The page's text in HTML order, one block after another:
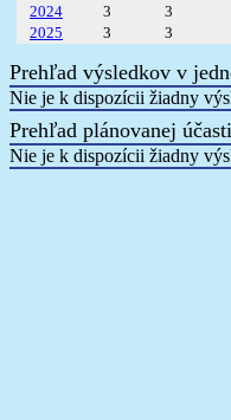
2024
3 3
2025
3 3
Prehľad výsledkov v
Nie je k dispozícii žiadny
Prehľad plánovanej
Nie je k dispozícii žiadny